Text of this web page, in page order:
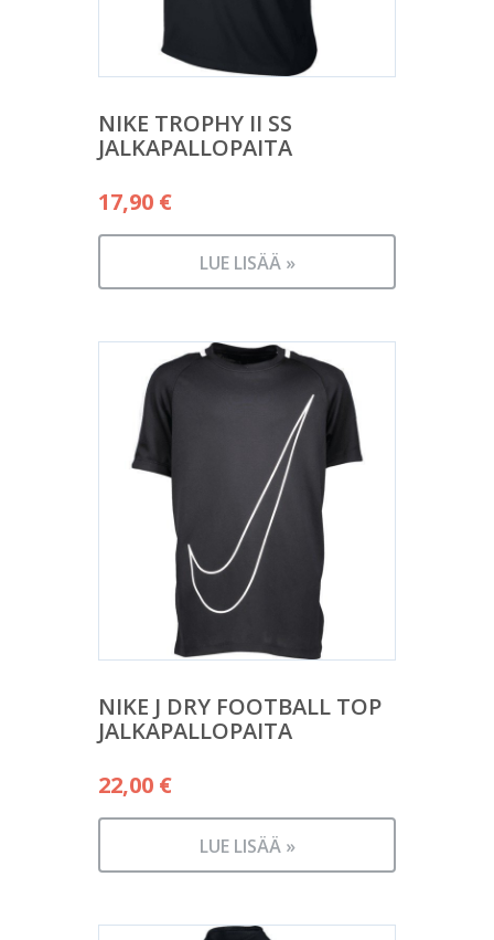
NIKE TROPHY II SS
JALKAPALLOPAITA
17,90 €
LUE LISÄÄ »
NIKE J DRY FOOTBALL TOP
JALKAPALLOPAITA
22,00 €
LUE LISÄÄ »